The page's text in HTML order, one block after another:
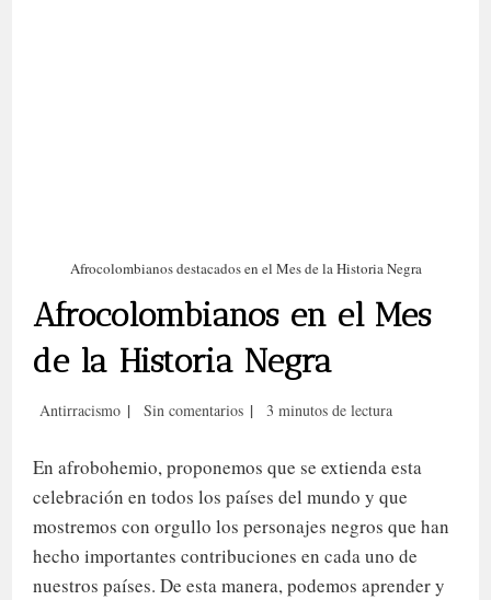
Afrocolombianos destacados en el Mes de la Historia Negra
Afrocolombianos en el Mes
de la Historia Negra
Categoría
entrada:
Antirracismo
Comentarios
entrada:
Sin comentarios
Tiempo
3 minutos de lectura
En afrobohemio, proponemos que se extienda esta
celebración en todos los países del mundo y que
mostremos con orgullo los personajes negros que han
hecho importantes contribuciones en cada uno de
nuestros países. De esta manera, podemos aprender y